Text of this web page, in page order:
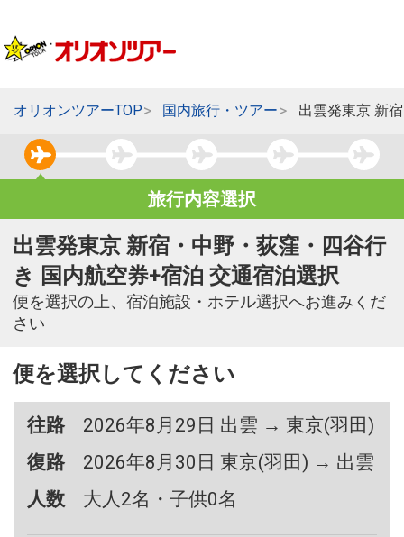
オリオンツアーTOP 国内旅行・ツアー 出雲発東京 新
旅行内容選択
出雲発東京 新宿・中野・荻窪・四谷行
き 国内航空券+宿泊 交通宿泊選択
便を選択の上、宿泊施設・ホテル選択へお進みくだ
さい
便を選択してください
往路
2026年8月29日 出雲 → 東京(羽田)
復路
2026年8月30日 東京(羽田) → 出雲
人数
大人2名・子供0名